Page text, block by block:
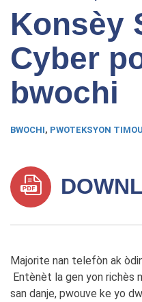
Konsèy
Cyber
bwochi
BWOCHI, PWOTEKSYON
Majorite nan telefòn ak
Entènèt la gen yon richès
san danje, pwouve ke yo